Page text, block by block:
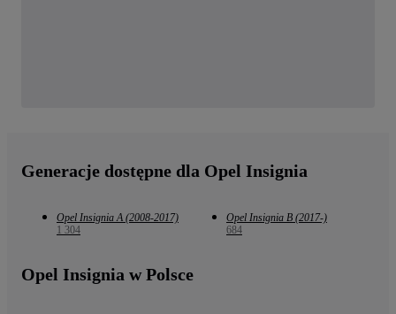
Generacje dostępne dla Opel Insignia
Opel Insignia A (2008-2017)
1 304
Opel Insignia B (2017-)
684
Opel Insignia w Polsce